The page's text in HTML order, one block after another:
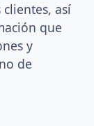
así
que
y
de